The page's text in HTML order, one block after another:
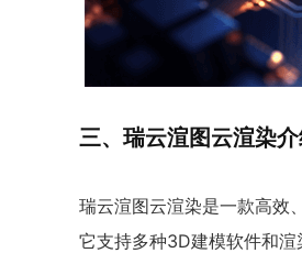
三、瑞云渲图云渲染
瑞云渲图云渲染是一款高效
它支持多种3D建模软件和